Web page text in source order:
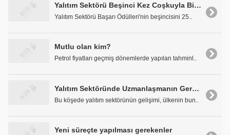
Yalıtım Sektörü Beşinci Kez Coşkuyla Bir Araya Geldi
Yalıtım Sektörü Başarı Ödülleri'nin beşincisini 25..
Mutlu olan kim?
Petrol fiyatları geçmiş dönemlerde yapılan tahminl..
Yalıtım Sektöründe Uzmanlaşmanın Gerekliliği
Bu köşede yalıtım sektörünün gelişimi, ülkenin bun..
Yeni süreçte yapılması gerekenler